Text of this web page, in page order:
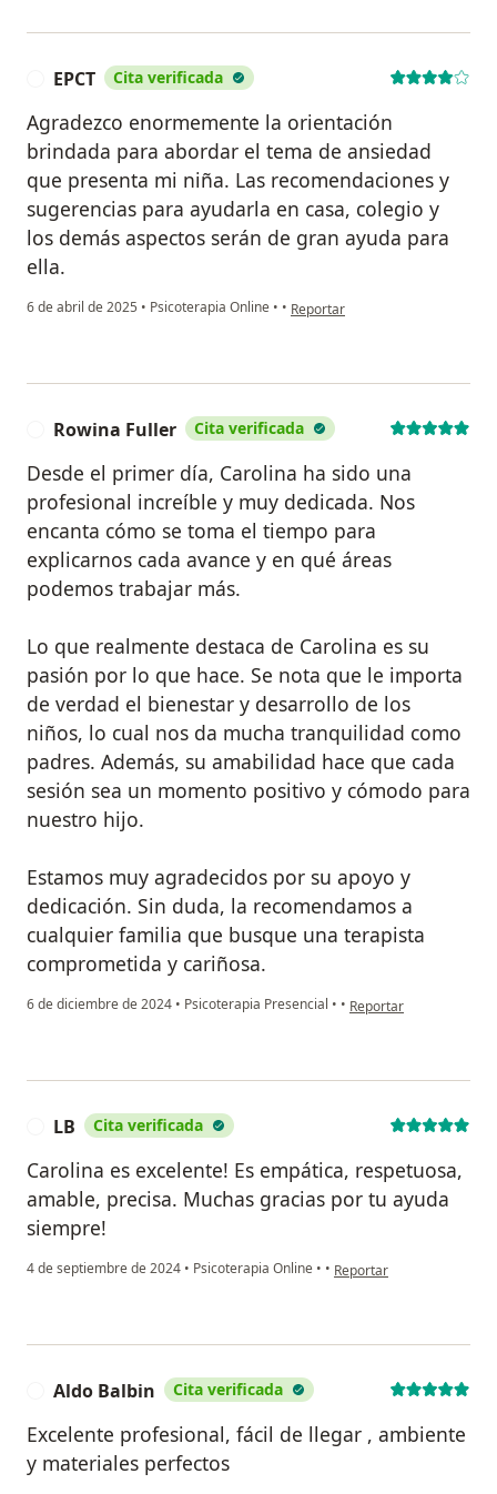
EPCT Cita verificada
Agradezco enormemente la orientación
brindada para abordar el tema de ansiedad
que presenta mi niña. Las recomendaciones y
sugerencias para ayudarla en casa, colegio y
los demás aspectos serán de gran ayuda para
ella.
6 de abril de 2025 • Psicoterapia Online • • en opinión del usuario EPCT
Reportar
Rowina Fuller Cita verificada
Desde el primer día, Carolina ha sido una
profesional increíble y muy dedicada. Nos
encanta cómo se toma el tiempo para
explicarnos cada avance y en qué áreas
podemos trabajar más.
Lo que realmente destaca de Carolina es su
pasión por lo que hace. Se nota que le importa
de verdad el bienestar y desarrollo de los
niños, lo cual nos da mucha tranquilidad como
padres. Además, su amabilidad hace que cada
sesión sea un momento positivo y cómodo para
nuestro hijo.
Estamos muy agradecidos por su apoyo y
dedicación. Sin duda, la recomendamos a
cualquier familia que busque una terapista
comprometida y cariñosa.
6 de diciembre de 2024 • Psicoterapia Presencial • • en opinión del usuario
Reportar
LB Cita verificada
Carolina es excelente! Es empática, respetuosa,
amable, precisa. Muchas gracias por tu ayuda
siempre!
4 de septiembre de 2024 • Psicoterapia Online • • en opinión del usuario LB
Reportar
Aldo Balbin Cita verificada
Excelente profesional, fácil de llegar , ambiente
y materiales perfectos